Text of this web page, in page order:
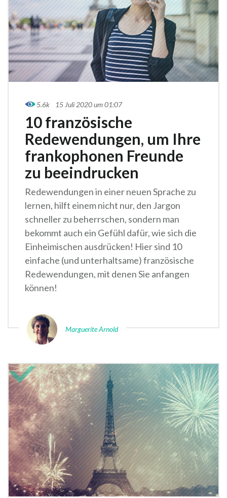
5.6k 15 Juli 2020 um 01:07
10 französische
Redewendungen, um Ihre
frankophonen Freunde
zu beeindrucken
Redewendungen in einer neuen Sprache zu
lernen, hilft einem nicht nur, den Jargon
schneller zu beherrschen, sondern man
bekommt auch ein Gefühl dafür, wie sich die
Einheimischen ausdrücken! Hier sind 10
einfache (und unterhaltsame) französische
Redewendungen, mit denen Sie anfangen
können!
Marguerite Arnold